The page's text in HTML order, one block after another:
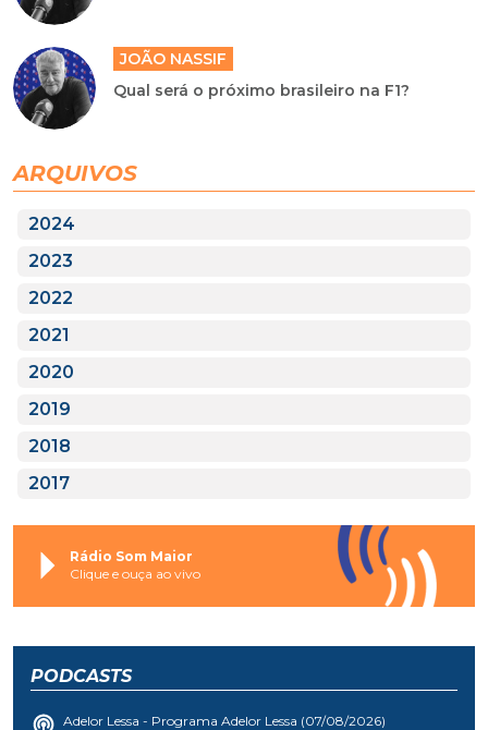
JOÃO NASSIF
Qual será o próximo brasileiro na F1?
ARQUIVOS
2024
2023
2022
2021
2020
2019
2018
2017
Rádio Som Maior
Clique e ouça ao vivo
PODCASTS
Adelor Lessa - Programa Adelor Lessa (07/08/2026)